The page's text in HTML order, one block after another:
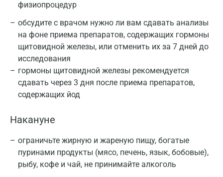
физиопроцедур
обсудите с врачом нужно ли вам сдавать анализы
на фоне приема препаратов, содержащих гормоны
щитовидной железы, или отменить их за 7 дней до
исследования
гормоны щитовидной железы рекомендуется
сдавать через 3 дня после приема препаратов,
содержащих йод
Накануне
ограничьте жирную и жареную пищу, богатые
пуринами продукты (мясо, печень, язык, бобовые),
рыбу, кофе и чай, не принимайте алкоголь
Апрелевка
Армавир
Астрахань
Балашиха
Великий Новгород
Видное